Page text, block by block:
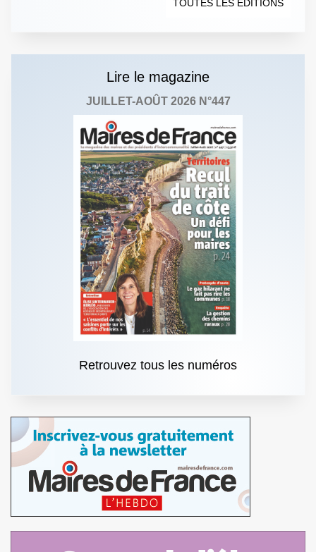
TOUTES LES ÉDITIONS
Lire le magazine
JUILLET-AOÛT 2026 N°447
Retrouvez tous les numéros